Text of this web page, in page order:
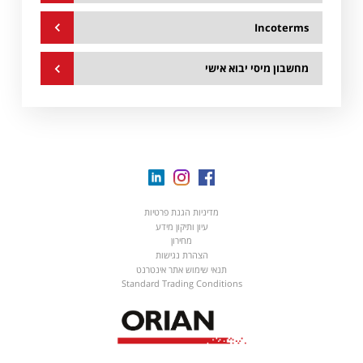
05.08.2026
הודעה מחברת קאל (צ'אלנג' אירליינז) בדבר ירידה נוספת בהיטל הדלק
Incoterms
מחשבון מיסי יבוא אישי
Facebook
Instagram
מדיניות הגנת פרטיות
עיון ותיקון מידע
מחירון
הצהרת נגישות
תנאי שימוש אתר אינטרנט
Standard Trading Conditions